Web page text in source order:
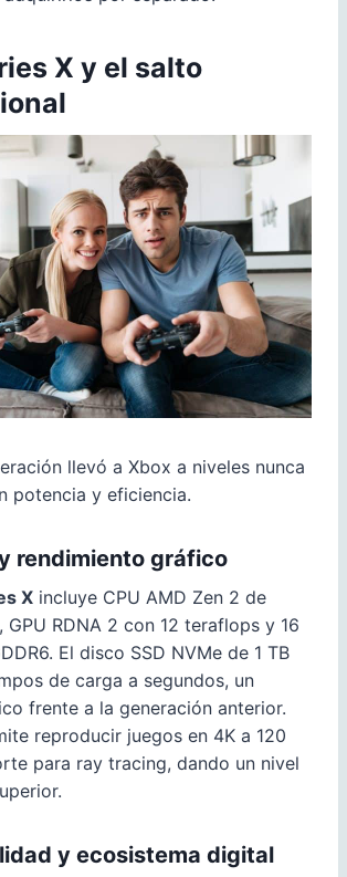
X y el salto
llevó a Xbox a niveles nunca
potencia y eficiencia.
rendimiento gráfico
X incluye CPU AMD Zen 2 de
GPU RDNA 2 con 12 teraflops y 16
El disco SSD NVMe de 1 TB
de carga a segundos, un
frente a la generación anterior.
reproducir juegos en 4K a 120
para ray tracing, dando un nivel
y ecosistema digital